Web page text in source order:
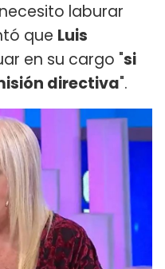
laburar
que Luis
en su cargo "si
directiva".